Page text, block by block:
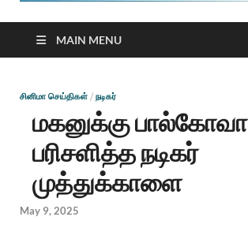
MAIN MENU
சினிமா செய்திகள் / நடிகர்
மகனுக்கு பால்கோவா
பரிசளித்த நடிகர்
முத்துக்காளை
May 9, 2025